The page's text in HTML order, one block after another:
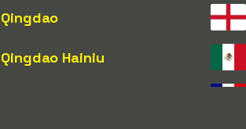
Qingdao
Qingdao Hainiu